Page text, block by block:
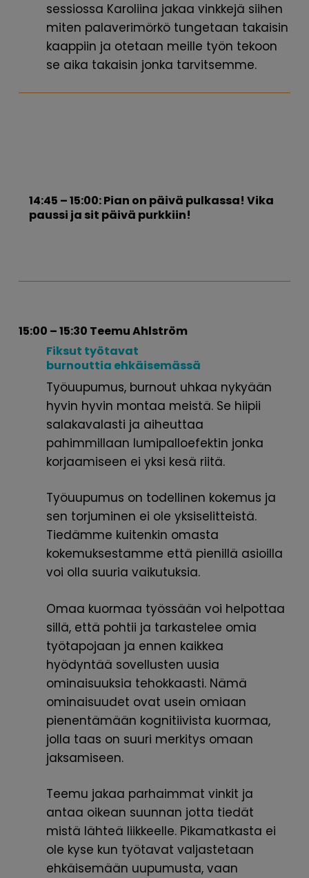
sessiossa Karoliina jakaa vinkkejä siihen
miten palaverimörkö tungetaan takaisin
kaappiin ja otetaan meille työn tekoon
se aika takaisin jonka tarvitsemme.
14:45 – 15:00: Pian on päivä pulkassa! Vika
paussi ja sit päivä purkkiin!
15:00 – 15:30 Teemu Ahlström
Fiksut työtavat
burnouttia ehkäisemässä
Työuupumus, burnout uhkaa nykyään
hyvin hyvin montaa meistä. Se hiipii
salakavalasti ja aiheuttaa
pahimmillaan lumipalloefektin jonka
korjaamiseen ei yksi kesä riitä.
Työuupumus on todellinen kokemus ja
sen torjuminen ei ole yksiselitteistä.
Tiedämme kuitenkin omasta
kokemuksestamme että pienillä asioilla
voi olla suuria vaikutuksia.
Omaa kuormaa työssään voi helpottaa
sillä, että pohtii ja tarkastelee omia
työtapojaan ja ennen kaikkea
hyödyntää sovellusten uusia
ominaisuuksia tehokkaasti. Nämä
ominaisuudet ovat usein omiaan
pienentämään kognitiivista kuormaa,
jolla taas on suuri merkitys omaan
jaksamiseen.
Teemu jakaa parhaimmat vinkit ja
antaa oikean suunnan jotta tiedät
mistä lähteä liikkeelle. Pikamatkasta ei
ole kyse kun työtavat valjastetaan
ehkäisemään uupumusta, vaan